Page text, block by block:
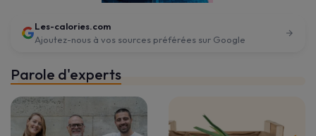
Les-calories.com
Ajoutez-nous à vos sources préférées sur Google
Parole d'experts